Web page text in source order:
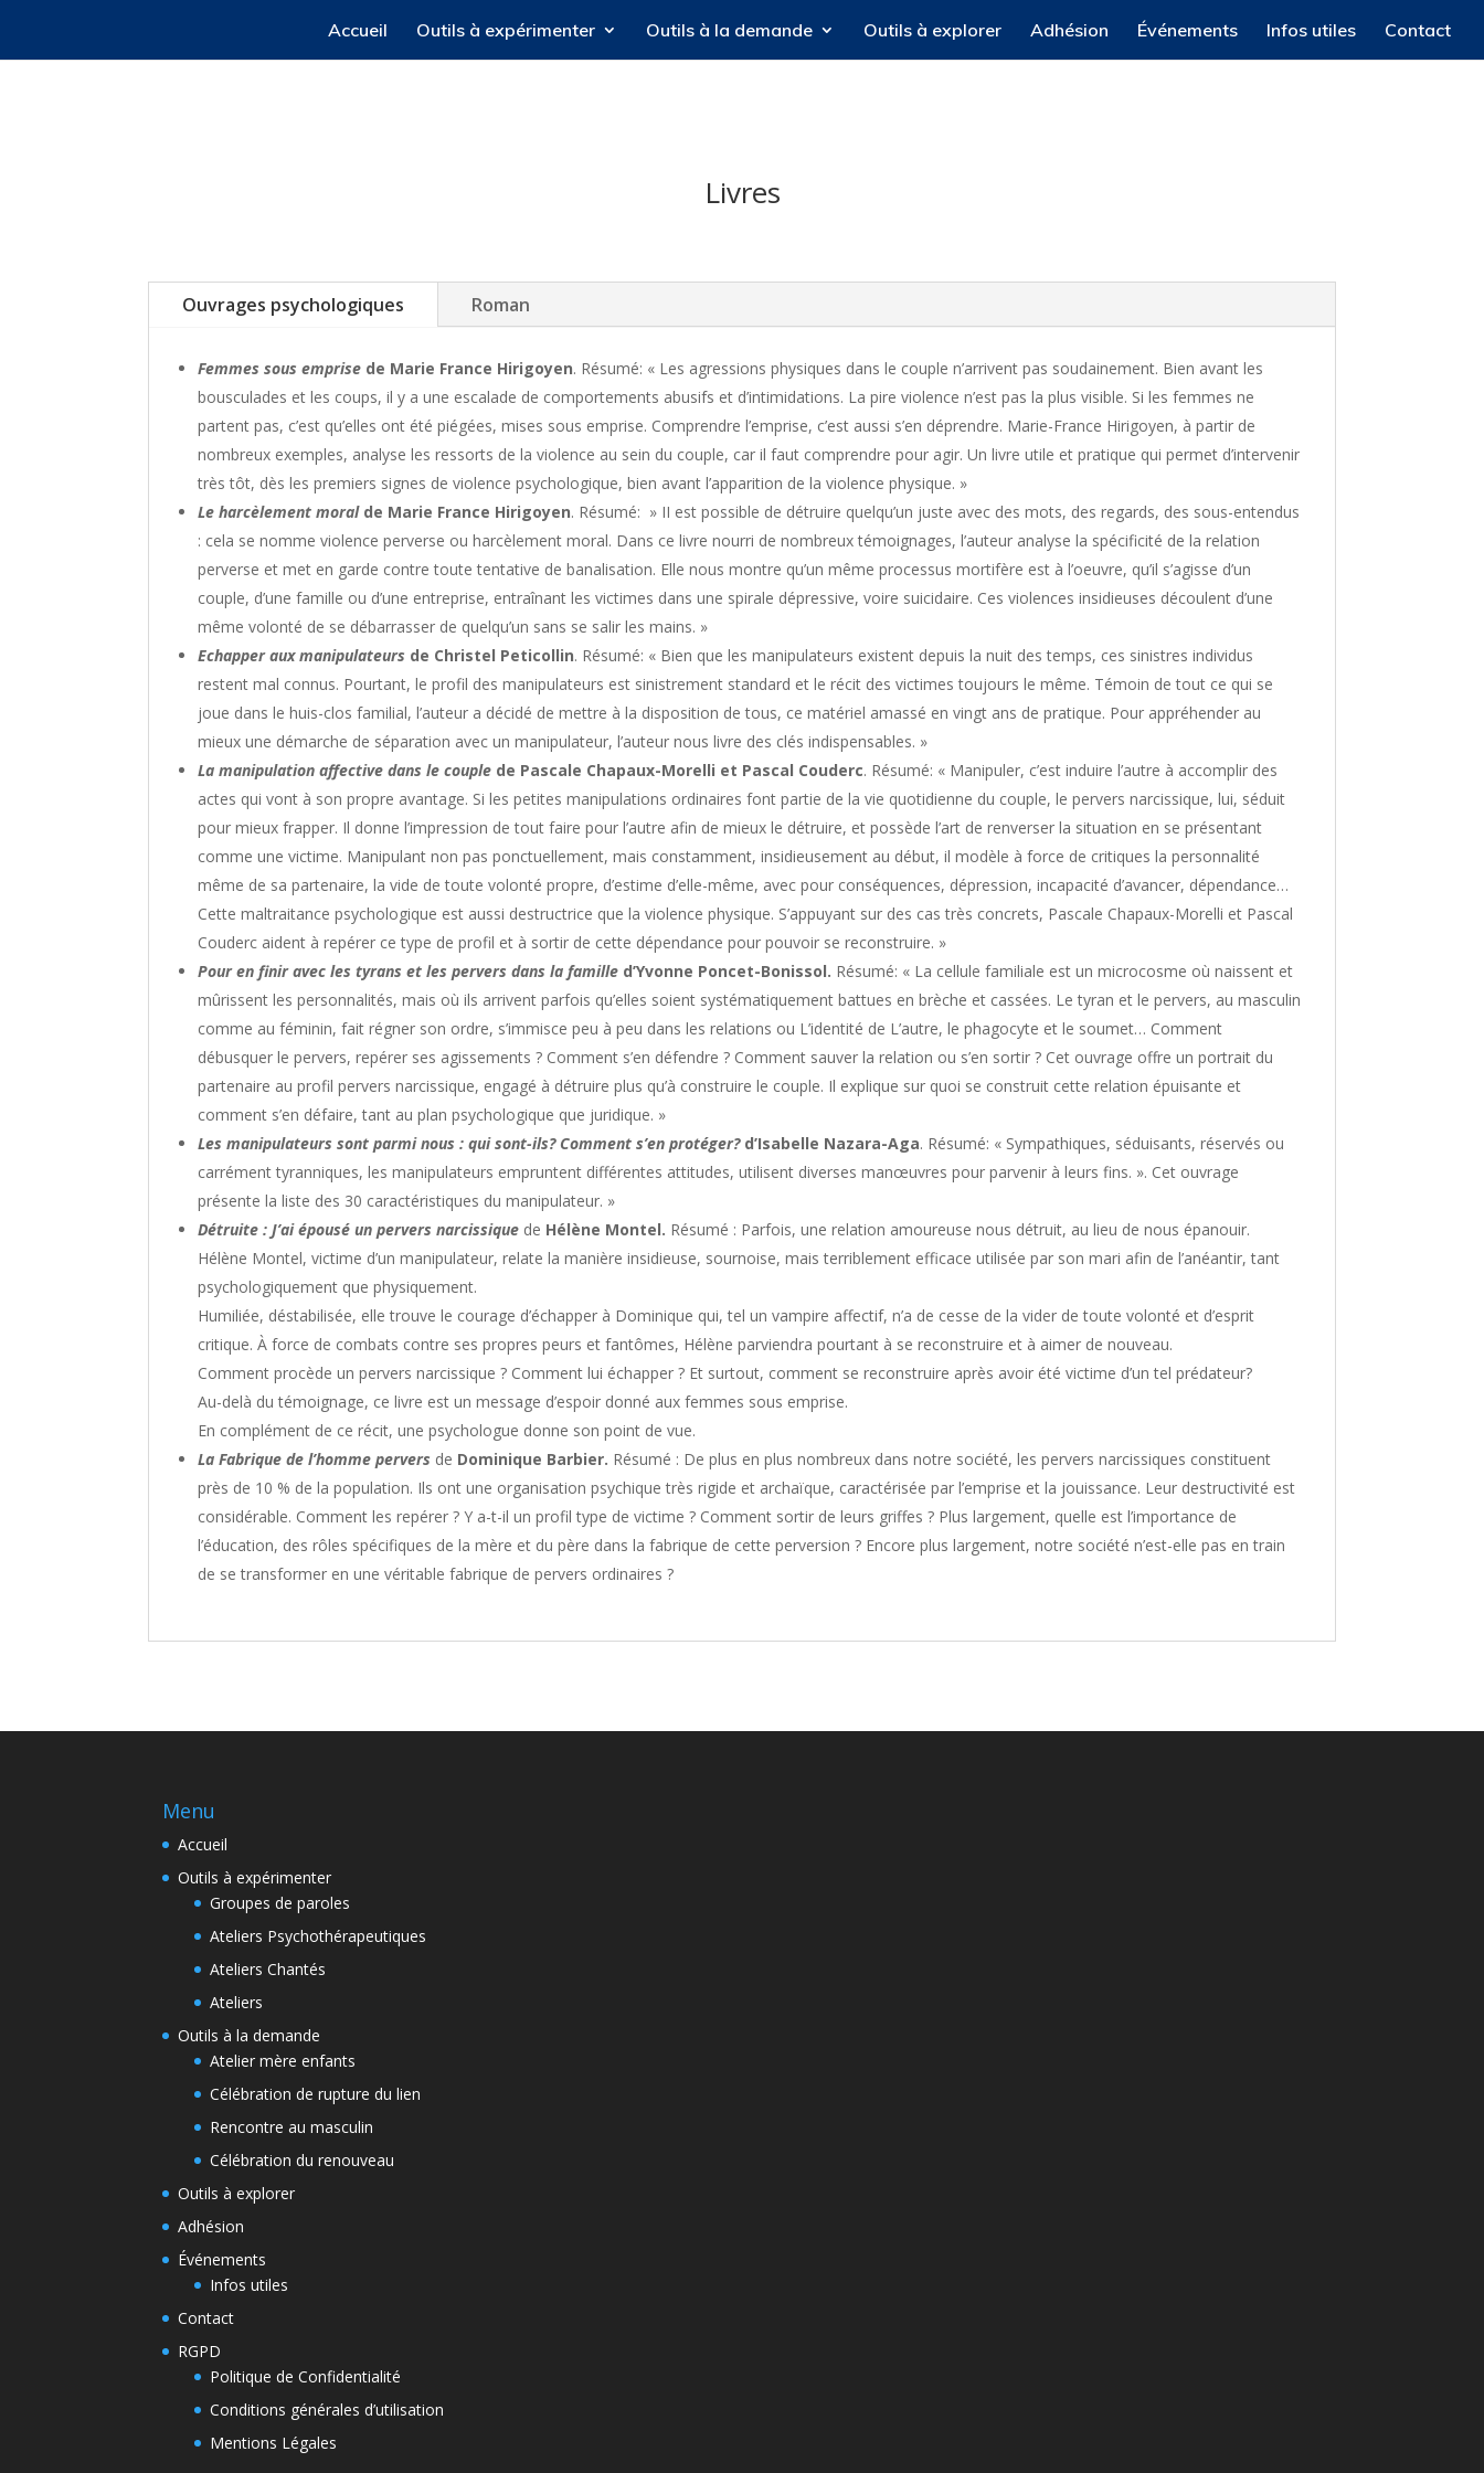
Accueil Outils à expérimenter Outils à la demande Outils à explorer Adhésion Événements Infos utiles Contact
Livres
Ouvrages psychologiques Roman
Femmes sous emprise de Marie France Hirigoyen. Résumé: « Les agressions physiques dans le couple n’arrivent pas soudainement. Bien avant les
bousculades et les coups, il y a une escalade de comportements abusifs et d’intimidations. La pire violence n’est pas la plus visible. Si les femmes ne
partent pas, c’est qu’elles ont été piégées, mises sous emprise. Comprendre l’emprise, c’est aussi s’en déprendre. Marie-France Hirigoyen, à partir de
nombreux exemples, analyse les ressorts de la violence au sein du couple, car il faut comprendre pour agir. Un livre utile et pratique qui permet d’intervenir
très tôt, dès les premiers signes de violence psychologique, bien avant l’apparition de la violence physique. »
Le harcèlement moralde Marie France Hirigoyen. Résumé: » II est possible de détruire quelqu’un juste avec des mots, des regards, des sous-entendus
: cela se nomme violence perverse ou harcèlement moral. Dans ce livre nourri de nombreux témoignages, l’auteur analyse la spécificité de la relation
perverse et met en garde contre toute tentative de banalisation. Elle nous montre qu’un même processus mortifère est à l’oeuvre, qu’il s’agisse d’un
couple, d’une famille ou d’une entreprise, entraînant les victimes dans une spirale dépressive, voire suicidaire. Ces violences insidieuses découlent d’une
même volonté de se débarrasser de quelqu’un sans se salir les mains. »
Echapper aux manipulateurs de Christel Peticollin. Résumé: « Bien que les manipulateurs existent depuis la nuit des temps, ces sinistres individus
restent mal connus. Pourtant, le profil des manipulateurs est sinistrement standard et le récit des victimes toujours le même. Témoin de tout ce qui se
joue dans le huis-clos familial, l’auteur a décidé de mettre à la disposition de tous, ce matériel amassé en vingt ans de pratique. Pour appréhender au
mieux une démarche de séparation avec un manipulateur, l’auteur nous livre des clés indispensables. »
La manipulation affective dans le couple de Pascale Chapaux-Morelli et Pascal Couderc. Résumé: « Manipuler, c’est induire l’autre à accomplir des
actes qui vont à son propre avantage. Si les petites manipulations ordinaires font partie de la vie quotidienne du couple, le pervers narcissique, lui, séduit
pour mieux frapper. Il donne l’impression de tout faire pour l’autre afin de mieux le détruire, et possède l’art de renverser la situation en se présentant
comme une victime. Manipulant non pas ponctuellement, mais constamment, insidieusement au début, il modèle à force de critiques la personnalité
même de sa partenaire, la vide de toute volonté propre, d’estime d’elle-même, avec pour conséquences, dépression, incapacité d’avancer, dépendance…
Cette maltraitance psychologique est aussi destructrice que la violence physique. S’appuyant sur des cas très concrets, Pascale Chapaux-Morelli et Pascal
Couderc aident à repérer ce type de profil et à sortir de cette dépendance pour pouvoir se reconstruire. »
Pour en finir avec les tyrans et les pervers dans la famille d’Yvonne Poncet-Bonissol. Résumé: « La cellule familiale est un microcosme où naissent et
mûrissent les personnalités, mais où ils arrivent parfois qu’elles soient systématiquement battues en brèche et cassées. Le tyran et le pervers, au masculin
comme au féminin, fait régner son ordre, s’immisce peu à peu dans les relations ou L’identité de L’autre, le phagocyte et le soumet… Comment
débusquer le pervers, repérer ses agissements ? Comment s’en défendre ? Comment sauver la relation ou s’en sortir ? Cet ouvrage offre un portrait du
partenaire au profil pervers narcissique, engagé à détruire plus qu’à construire le couple. Il explique sur quoi se construit cette relation épuisante et
comment s’en défaire, tant au plan psychologique que juridique. »
Les manipulateurs sont parmi nous : qui sont-ils? Comment s’en protéger?d’Isabelle Nazara-Aga. Résumé: « Sympathiques, séduisants, réservés ou
carrément tyranniques, les manipulateurs empruntent différentes attitudes, utilisent diverses manœuvres pour parvenir à leurs fins. ». Cet ouvrage
présente la liste des 30 caractéristiques du manipulateur. »
Détruite : J’ai épousé un pervers narcissique de Hélène Montel. Résumé : Parfois, une relation amoureuse nous détruit, au lieu de nous épanouir.
Hélène Montel, victime d’un manipulateur, relate la manière insidieuse, sournoise, mais terriblement efficace utilisée par son mari afin de l’anéantir, tant
psychologiquement que physiquement.
Humiliée, déstabilisée, elle trouve le courage d’échapper à Dominique qui, tel un vampire affectif, n’a de cesse de la vider de toute volonté et d’esprit
critique. À force de combats contre ses propres peurs et fantômes, Hélène parviendra pourtant à se reconstruire et à aimer de nouveau.
Comment procède un pervers narcissique ? Comment lui échapper ? Et surtout, comment se reconstruire après avoir été victime d’un tel prédateur?
Au-delà du témoignage, ce livre est un message d’espoir donné aux femmes sous emprise.
En complément de ce récit, une psychologue donne son point de vue.
La Fabrique de l’homme pervers de Dominique Barbier. Résumé : De plus en plus nombreux dans notre société, les pervers narcissiques constituent
près de 10 % de la population. Ils ont une organisation psychique très rigide et archaïque, caractérisée par l’emprise et la jouissance. Leur destructivité est
considérable. Comment les repérer ? Y a-t-il un profil type de victime ? Comment sortir de leurs griffes ? Plus largement, quelle est l’importance de
l’éducation, des rôles spécifiques de la mère et du père dans la fabrique de cette perversion ? Encore plus largement, notre société n’est-elle pas en train
de se transformer en une véritable fabrique de pervers ordinaires ?
Menu
Accueil
Outils à expérimenter
Groupes de paroles
Ateliers Psychothérapeutiques
Ateliers Chantés
Ateliers
Outils à la demande
Atelier mère enfants
Célébration de rupture du lien
Rencontre au masculin
Célébration du renouveau
Outils à explorer
Adhésion
Événements
Infos utiles
Contact
RGPD
Politique de Confidentialité
Conditions générales d’utilisation
Mentions Légales